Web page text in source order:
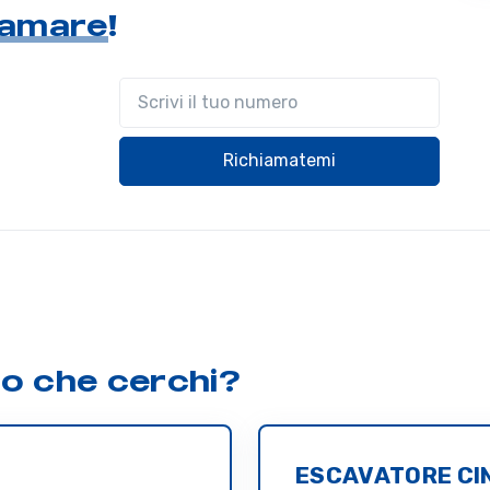
!
Richiamatemi
che cerchi?
ESCAVATORE